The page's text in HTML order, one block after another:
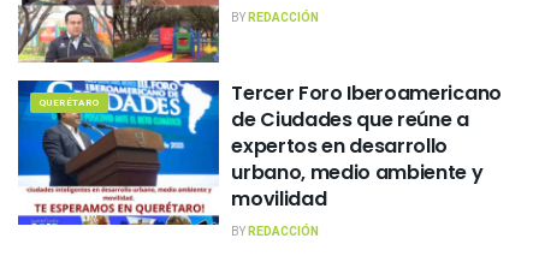
BYREDACCIÓN
QUERÉTARO
Tercer Foro Iberoamericano
de Ciudades que reúne a
expertos en desarrollo
urbano, medio ambiente y
movilidad
BYREDACCIÓN